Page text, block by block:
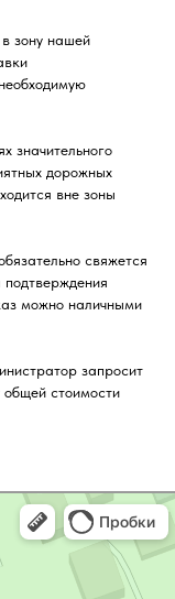
зону нашей
значительного
дорожных
вне зоны
свяжется
можно наличными
запросит
стоимости